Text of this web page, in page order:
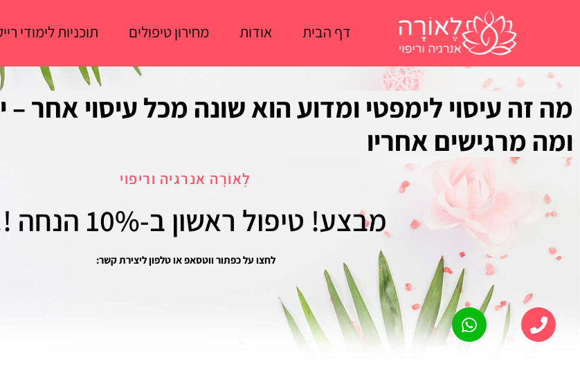
דף הבית אודות מחירון טיפולים תוכניות לימודי
מה זה עיסוי לימפטי ומדוע הוא שונה מכל עיסוי אחר –
ומה מרגישים אחריו
לֶאוֹרָה אנרגיה וריפוי
מבצע! טיפול ראשון ב-10% הנחה !!!
לחצו על כפתור ווטסאפ או טלפון ליצירת קשר: